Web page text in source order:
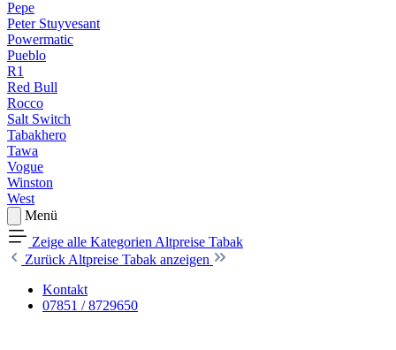
Pepe
Peter Stuyvesant
Powermatic
Pueblo
R1
Red Bull
Rocco
Salt Switch
Tabakhero
Tawa
Vogue
Winston
West
Menü
Zeige alle Kategorien Altpreise Tabak
Zurück Altpreise Tabak anzeigen
Kontakt
07851 / 8729650